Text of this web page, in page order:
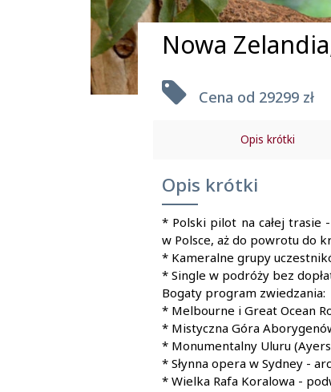
Nowa
Cena od 29299 zł
Opis krótki
Uwagi praktyczne
Filmy
Opis krótki
* Polski pilot na całej
w Polsce, aż do powrotu do
* Kameralne grupy
* Single w podróży bez
Bogaty program zwiedzania:
* Melbourne i Great Ocean
* Mistyczna Góra
* Monumentalny Uluru
* Słynna opera w Sydney -
* Wielka Rafa Koralowa -